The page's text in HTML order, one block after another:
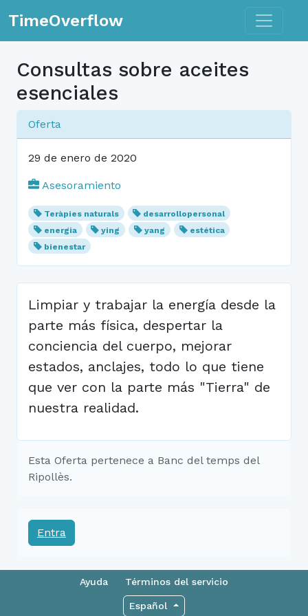
TimeOverflow Toggle
Consultas sobre aceites
esenciales
Oferta
29 de enero de 2020
Asesoramiento
Teràpies naturals
desarrollopersonal
energia
ying yang
estética
bienestar
Limpiar y trabajar la energía desde la
parte más física, despertar la
conciencia del cuerpo, mejorar
estados, anclajes, todo lo que tiene
que ver con la parte más "Tierra" de
nuestra realidad.
Esta Oferta pertenece a Banc del temps del
Ripollès.
Entra
Ayuda Términos del servicio
Español